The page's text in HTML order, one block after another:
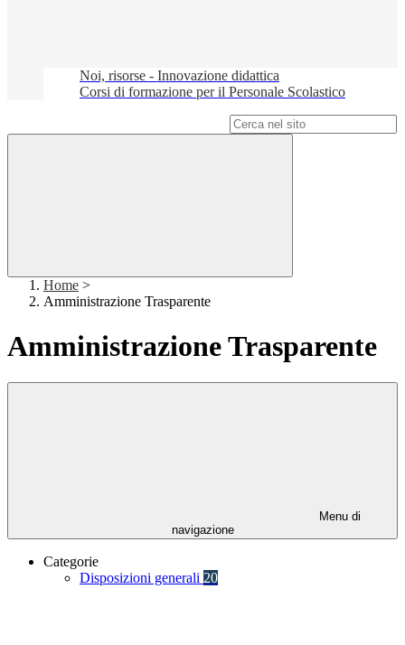
Noi, risorse - Innovazione didattica
Corsi di formazione per il Personale Scolastico
Home >
Amministrazione Trasparente
Amministrazione Trasparente
Menu di
navigazione
Categorie
Disposizioni generali 20